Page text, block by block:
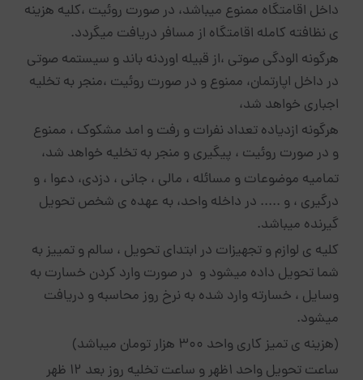
داخل اقامتگاه ممنوع میباشد، در صورت روئیت ،کلیه هزینه
ی نظافته کامله اقامتگاه از مسافر دریافت میگردد.
هرگونه الودگی صوتی ،از قبیله اوردنه باند و سیستمه صوتی
در داخل اپارتمان، ممنوع و در صورت روئیت ،منجر به تخلیه
اجباری خواهد شد،
هرگونه ازدیاده تعداد نفرات و رفت و امد مشکوک ، ممنوع
و در صورت روئیت ، پیگیری و منجر به تخلیه خواهد شد،
تمامیه موضوعات و مسائله ، مالی ، جانی ، دزدی، دعوا ، و
درگیری ، و ..... در داخله واحد، به عهده ی شخص تحویل
گیرنده میباشد.
کلیه ی لوازم و تجهیزات در ابتدای تحویل ، سالم و تمییز به
شما تحویل داده میشود و در صورت وارد کردن خسارت به
وسایل ، خسارته وارد شده به نرخ روز محاسبه و دریافت
میشود.
(هزینه ی تمیز کاری واحد ۳۰۰ هزار تومان میباشد)
ساعت تحویل واحد ۱ظهر و ساعت تخلیه روز بعد ۱۲ ظهر